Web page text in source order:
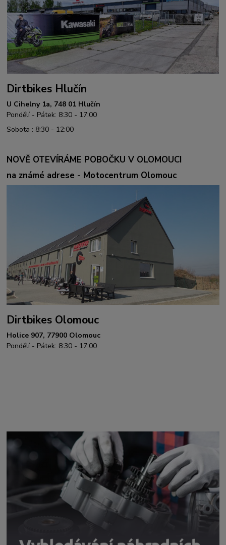
Dirtbikes Hlučín
U Cihelny 1a, 748 01 Hlučín
Pondělí - Pátek: 8:30 - 17:00
Sobota : 8:30 - 12:00
NOVĚ OTEVÍRÁME POBOČKU V OLOMOUCI
na známé adrese - Motocentrum Olomouc
Dirtbikes Olomouc
Holice 907, 77900 Olomouc
Pondělí - Pátek: 8:30 - 17:00